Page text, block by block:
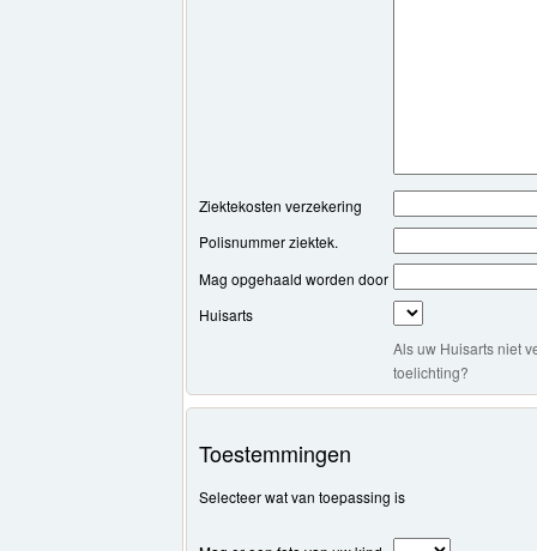
Ziektekosten verzekering
Polisnummer ziektek.
Mag opgehaald worden door
Huisarts
Als uw Huisarts niet
toelichting?
Toestemmingen
Selecteer wat van toepassing is